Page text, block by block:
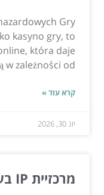
Gry
kasyno gry, to
która daje
zależności od...
קרא עוד »
יונ 30, 2026
מרכזיית IP בענן